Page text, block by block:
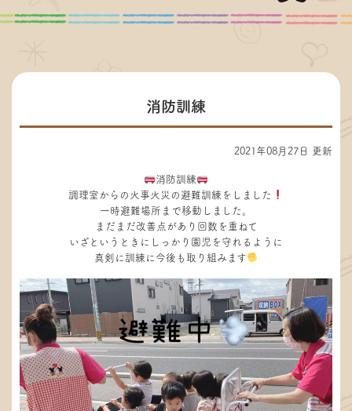
消防訓練
2021年08月27日 更新
消防訓練
調理室からの火事火災の避難訓練をしました
一時避難場所まで移動しました。
まだまだ改善点があり回数を重ねて
いざというときにしっかり園児を守れるように
真剣に訓練に今後も取り組みます